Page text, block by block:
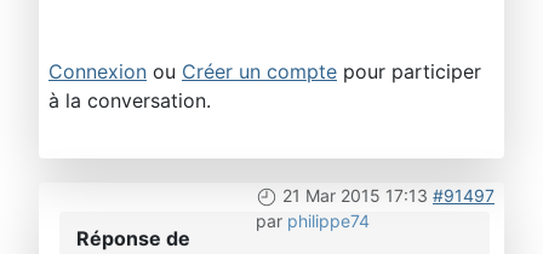
Connexion ou Créer un compte pour participer
à la conversation.
21 Mar 2015 17:13 #91497
par philippe74
Réponse de